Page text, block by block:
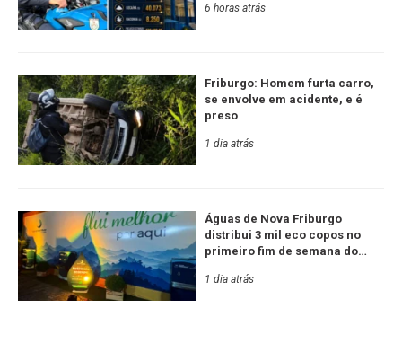
6 horas atrás
Friburgo: Homem furta carro,
se envolve em acidente, e é
preso
1 dia atrás
Águas de Nova Friburgo
distribui 3 mil eco copos no
primeiro fim de semana do
1 dia atrás